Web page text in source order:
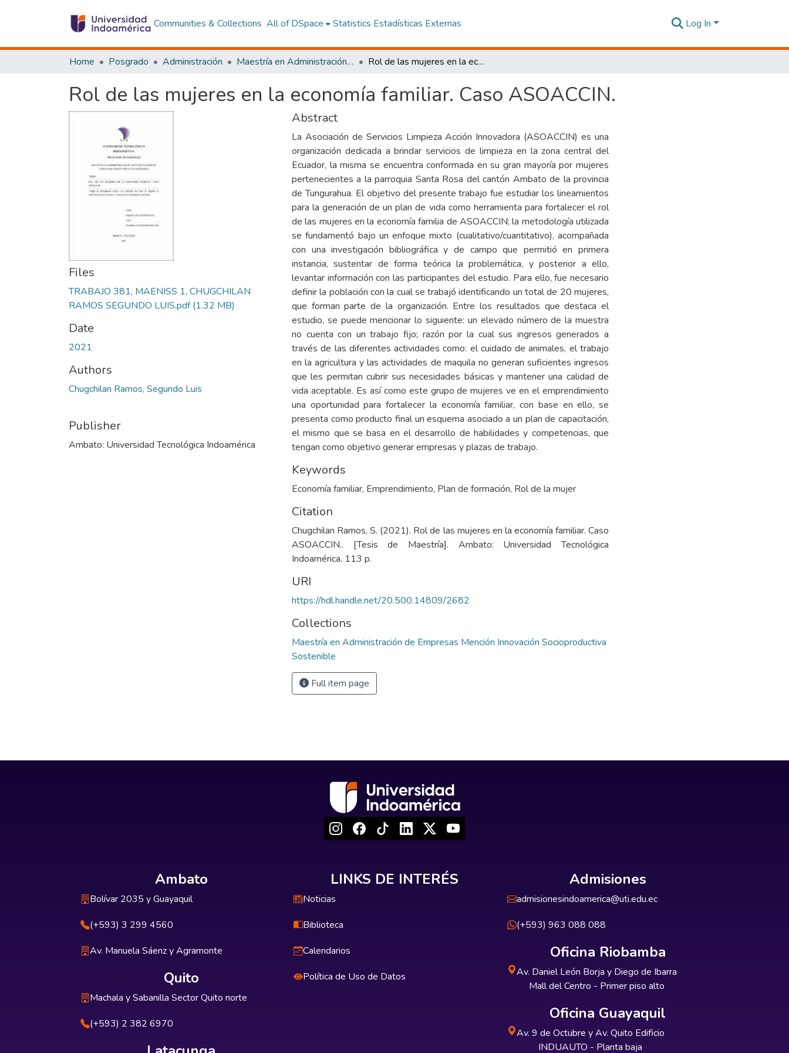
Communities & Collections All of DSpace Statistics Estadísticas Externas Log In
Home Posgrado Administración Maestría en Administración de Empresas Mención Innovación Socioproductiva Sostenible Rol de las mujeres en la economía familiar. Caso ASOACCIN.
Rol de las mujeres en la economía familiar. Caso ASOACCIN.
Files
TRABAJO 381, MAENISS 1, CHUGCHILAN
RAMOS SEGUNDO LUIS.pdf(1.32 MB)
Date
2021
Authors
Chugchilan Ramos, Segundo Luis
Publisher
Ambato: Universidad Tecnológica Indoamérica
Abstract
La Asociación de Servicios Limpieza Acción Innovadora (ASOACCIN) es una
organización dedicada a brindar servicios de limpieza en la zona central del
Ecuador, la misma se encuentra conformada en su gran mayoría por mujeres
pertenecientes a la parroquia Santa Rosa del cantón Ambato de la provincia
de Tungurahua. El objetivo del presente trabajo fue estudiar los lineamientos
para la generación de un plan de vida como herramienta para fortalecer el rol
de las mujeres en la economía familia de ASOACCIN; la metodología utilizada
se fundamentó bajo un enfoque mixto (cualitativo/cuantitativo), acompañada
con una investigación bibliográfica y de campo que permitió en primera
instancia, sustentar de forma teórica la problemática, y posterior a ello,
levantar información con las participantes del estudio. Para ello, fue necesario
definir la población con la cual se trabajó identificando un total de 20 mujeres,
que forman parte de la organización. Entre los resultados que destaca el
estudio, se puede mencionar lo siguiente: un elevado número de la muestra
no cuenta con un trabajo fijo; razón por la cual sus ingresos generados a
través de las diferentes actividades como: el cuidado de animales, el trabajo
en la agricultura y las actividades de maquila no generan suficientes ingresos
que les permitan cubrir sus necesidades básicas y mantener una calidad de
vida aceptable. Es así como este grupo de mujeres ve en el emprendimiento
una oportunidad para fortalecer la economía familiar, con base en ello, se
presenta como producto final un esquema asociado a un plan de capacitación,
el mismo que se basa en el desarrollo de habilidades y competencias, que
tengan como objetivo generar empresas y plazas de trabajo.
Keywords
Economía familiar, Emprendimiento, Plan de formación, Rol de la mujer
Citation
Chugchilan Ramos, S. (2021). Rol de las mujeres en la economía familiar. Caso
ASOACCIN.. [Tesis de Maestría]. Ambato: Universidad Tecnológica
Indoamérica. 113 p.
URI
https://hdl.handle.net/20.500.14809/2682
Collections
Maestría en Administración de Empresas Mención Innovación Socioproductiva
Sostenible
Full item page
Ambato
Bolívar 2035 y Guayaquil
(+593) 3 299 4560
Av. Manuela Sáenz y Agramonte
Quito
Machala y Sabanilla Sector Quito norte
(+593) 2 382 6970
LINKS DE INTERÉS
Noticias
Biblioteca
Calendarios
Política de Uso de Datos
Admisiones
admisionesindoamerica@uti.edu.ec
(+593) 963 088 088
Oficina Riobamba
Av. Daniel León Borja y Diego de Ibarra
Mall del Centro - Primer piso alto
Oficina Guayaquil
Av. 9 de Octubre y Av. Quito Edificio
INDUAUTO - Planta baja